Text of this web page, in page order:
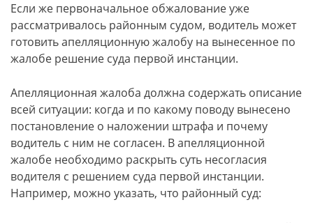
Если же первоначальное обжалование уже
рассматривалось районным судом, водитель может
готовить апелляционную жалобу на вынесенное по
жалобе решение суда первой инстанции.
Апелляционная жалоба должна содержать описание
всей ситуации: когда и по какому поводу вынесено
постановление о наложении штрафа и почему
водитель с ним не согласен. В апелляционной
жалобе необходимо раскрыть суть несогласия
водителя с решением суда первой инстанции.
Например, можно указать, что районный суд: